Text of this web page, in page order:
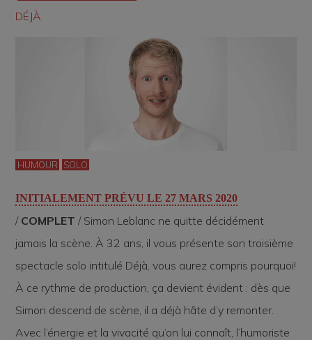
DÉJÀ
HUMOUR SOLO
INITIALEMENT PRÉVU LE 27 MARS 2020
/ COMPLET / Simon Leblanc ne quitte décidément
jamais la scène. À 32 ans, il vous présente son troisième
spectacle solo intitulé Déjà, vous aurez compris pourquoi!
À ce rythme de production, ça devient évident : dès que
Simon descend de scène, il a déjà hâte d’y remonter.
Avec l’énergie et la vivacité qu’on lui connaît, l’humoriste